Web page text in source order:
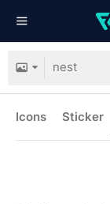
Icons Sticker